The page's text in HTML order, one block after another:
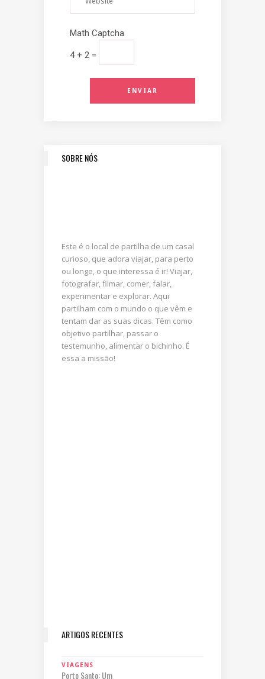
Math Captcha
4 + 2 =
SOBRE NÓS
Este é o local de partilha de um casal
curioso, que adora viajar, para perto
ou longe, o que interessa é ir! Viajar,
fotografar, filmar, comer, falar,
experimentar e explorar. Aqui
partilham com o mundo o que vêm e
tentam dar as suas dicas. Têm como
objetivo partilhar, passar o
testemunho, alimentar o bichinho. É
essa a missão!
ARTIGOS RECENTES
VIAGENS
Porto Santo: Um